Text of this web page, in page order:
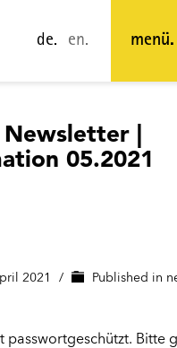
de. en. menü.
|
05.2021
2021 / Published in
passwortgeschützt. Bitte